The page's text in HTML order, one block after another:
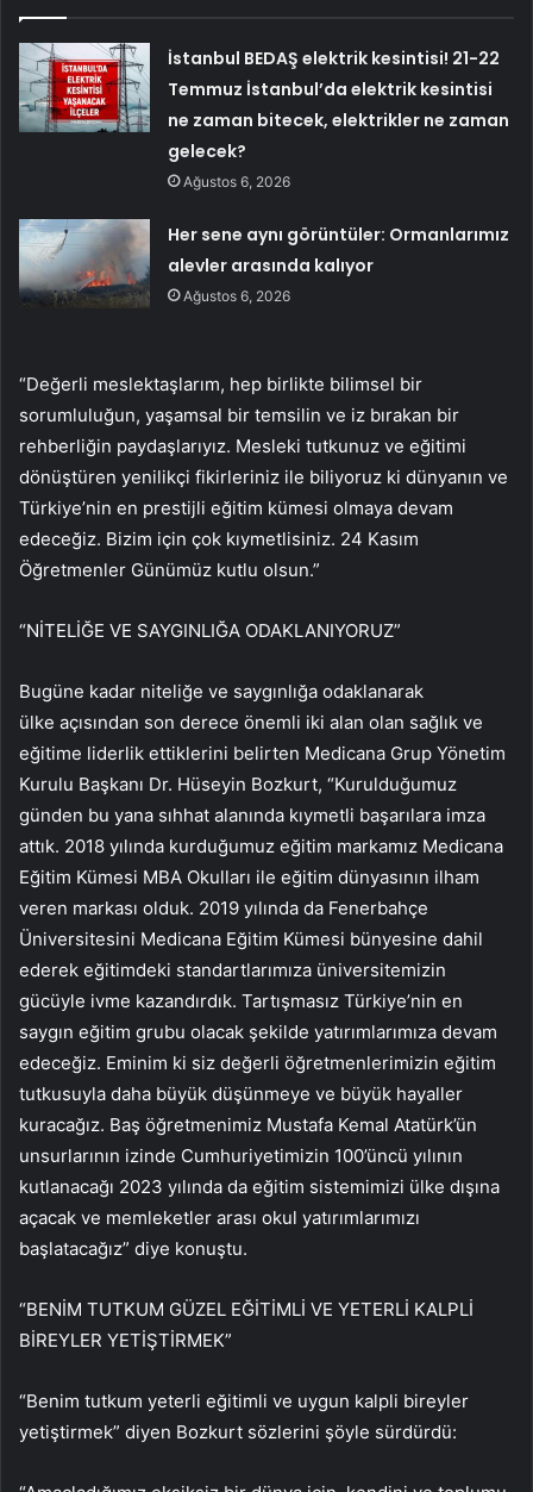
İstanbul BEDAŞ elektrik kesintisi! 21-22
Temmuz İstanbul’da elektrik kesintisi
ne zaman bitecek, elektrikler ne zaman
gelecek?
Ağustos 6, 2026
Her sene aynı görüntüler: Ormanlarımız
alevler arasında kalıyor
Ağustos 6, 2026
“Değerli meslektaşlarım, hep birlikte bilimsel bir
sorumluluğun, yaşamsal bir temsilin ve iz bırakan bir
rehberliğin paydaşlarıyız. Mesleki tutkunuz ve eğitimi
dönüştüren yenilikçi fikirleriniz ile biliyoruz ki dünyanın ve
Türkiye’nin en prestijli eğitim kümesi olmaya devam
edeceğiz. Bizim için çok kıymetlisiniz. 24 Kasım
Öğretmenler Günümüz kutlu olsun.”
“NİTELİĞE VE SAYGINLIĞA ODAKLANIYORUZ”
Bugüne kadar niteliğe ve saygınlığa odaklanarak
ülke açısından son derece önemli iki alan olan sağlık ve
eğitime liderlik ettiklerini belirten Medicana Grup Yönetim
Kurulu Başkanı Dr. Hüseyin Bozkurt, “Kurulduğumuz
günden bu yana sıhhat alanında kıymetli başarılara imza
attık. 2018 yılında kurduğumuz eğitim markamız Medicana
Eğitim Kümesi MBA Okulları ile eğitim dünyasının ilham
veren markası olduk. 2019 yılında da Fenerbahçe
Üniversitesini Medicana Eğitim Kümesi bünyesine dahil
ederek eğitimdeki standartlarımıza üniversitemizin
gücüyle ivme kazandırdık. Tartışmasız Türkiye’nin en
saygın eğitim grubu olacak şekilde yatırımlarımıza devam
edeceğiz. Eminim ki siz değerli öğretmenlerimizin eğitim
tutkusuyla daha büyük düşünmeye ve büyük hayaller
kuracağız. Baş öğretmenimiz Mustafa Kemal Atatürk’ün
unsurlarının izinde Cumhuriyetimizin 100’üncü yılının
kutlanacağı 2023 yılında da eğitim sistemimizi ülke dışına
açacak ve memleketler arası okul yatırımlarımızı
başlatacağız” diye konuştu.
“BENİM TUTKUM GÜZEL EĞİTİMLİ VE YETERLİ KALPLİ
BİREYLER YETİŞTİRMEK”
“Benim tutkum yeterli eğitimli ve uygun kalpli bireyler
yetiştirmek” diyen Bozkurt sözlerini şöyle sürdürdü: